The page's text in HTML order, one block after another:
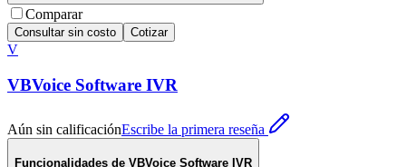
Comparar
Consultar sin costo Cotizar
V
VBVoice Software IVR
Aún sin calificaciónEscribe la primera reseña
Funcionalidades de VBVoice Software IVR